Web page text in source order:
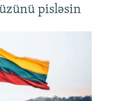
pisləsin